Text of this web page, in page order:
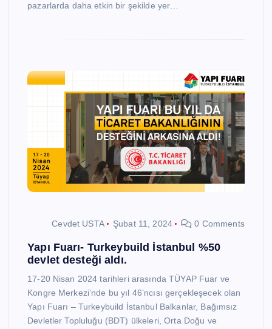
pazarlarda daha etkin bir şekilde yer…
Cevdet USTA Şubat 11, 2024 0 Comments
Yapı Fuarı- Turkeybuild İstanbul %50
devlet desteği aldı.
17-20 Nisan 2024 tarihleri arasında TÜYAP Fuar ve
Kongre Merkezi’nde bu yıl 46’ncısı gerçekleşecek olan
Yapı Fuarı – Turkeybuild İstanbul Balkanlar, Bağımsız
Devletler Topluluğu (BDT) ülkeleri, Orta Doğu ve